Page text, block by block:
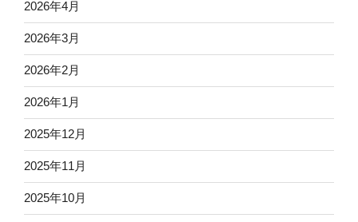
2026年4月
2026年3月
2026年2月
2026年1月
2025年12月
2025年11月
2025年10月